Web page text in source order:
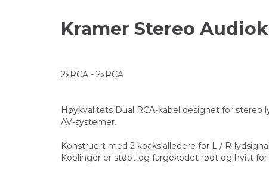
Kramer Stereo
2xRCA - 2xRCA
Høykvalitets Dual RCA-kabel designet for stereo
AV-systemer.
Konstruert med 2 koaksialledere for L / R-
Koblinger er støpt og fargekodet rødt og hvitt